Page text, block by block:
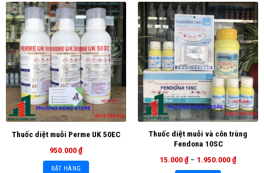
Thuốc diệt muỗi Perme UK 50EC
950.000₫
ĐẶT HÀNG
Thuốc diệt muỗi và côn trùng
Fendona 10SC
15.000₫ – 1.950.000₫